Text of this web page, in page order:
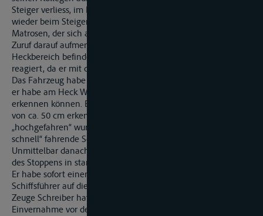
Steiger verliess, im Becken drehte und in Rückwärtsfahrt
wieder beim Steiger anlegte. Er habe zugeschaut und einen
Matrosen, der sich auf dem Leichter befand, dreimal durch
Zuruf darauf aufmerksam gemacht, dass sich ein Boot im
Heckbereich befinde. Der Matrose habe auf seine Zurufe nicht
reagiert, da er mit dem Festmachen beschäftigt gewesen sei.
Das Fahrzeug habe beim Einlaufen die Maschine benützt und
er habe am Heck Wellenbewegung durch die Schraube
erkennen können. Er habe gehört und an der Wellenhöhe
von ca. 50 cm erkennen können, dass die Maschine
„hochgefahren“ wurde. Er nehme an, dass damit das „nicht zu
schnell“ fahrende Schiff aufgestoppt werden sollte.
Unmittelbar danach habe er gesehen, wie das Boot „während
des Stoppens in starke Bewegung kam, kenterte und versank“.
Er habe sofort einen Matrosen und kurz darauf den
Schiffsführer auf diesen Umstand aufmerksam gemacht. Der
Zeuge Schreiber hat diese Schilderung anlässlich seiner
Einvernahme vor dem Rheinschifffahrtsgericht bestätigt.